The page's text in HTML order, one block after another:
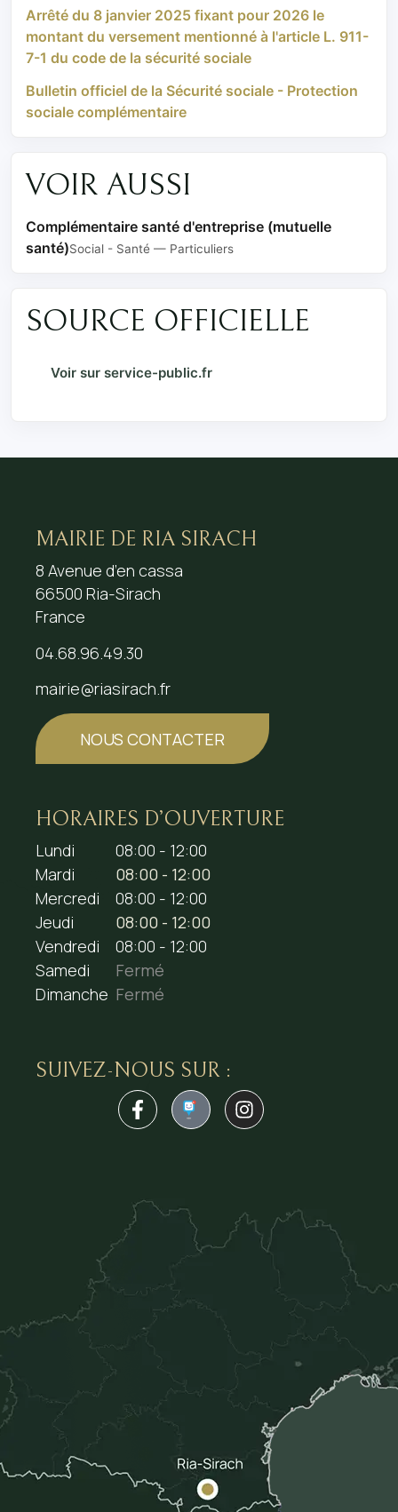
Arrêté du 8 janvier 2025 fixant pour 2026 le
montant du versement mentionné à l'article L. 911-
7-1 du code de la sécurité sociale
Bulletin officiel de la Sécurité sociale - Protection
sociale complémentaire
VOIR AUSSI
Complémentaire santé d'entreprise (mutuelle
santé)Social - Santé — Particuliers
SOURCE OFFICIELLE
Voir sur service-public.fr
MAIRIE DE RIA SIRACH
8 Avenue d’en cassa
66500 Ria-Sirach
France
04.68.96.49.30
mairie@riasirach.fr
NOUS CONTACTER
HORAIRES D’OUVERTURE
Lundi
08:00 - 12:00
Mardi
08:00 - 12:00
Mercredi
08:00 - 12:00
Jeudi
08:00 - 12:00
Vendredi
08:00 - 12:00
Samedi
Fermé
Dimanche Fermé
SUIVEZ-NOUS SUR :
1